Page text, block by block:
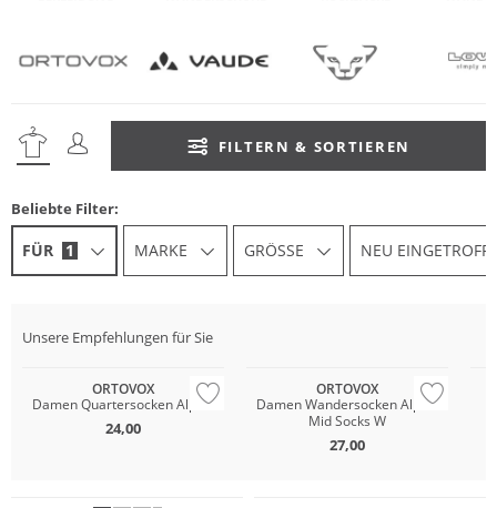
FILTERN & SORTIEREN
Beliebte Filter:
FÜR 1 MARKE GRÖSSE NEU
Unsere Empfehlungen für Sie
Nachhaltig
ORTOVOX
Damen Quartersocken Alpine
24,00
ORTOVOX
Damen Wandersocken Alpine
Mid Socks W
27,00